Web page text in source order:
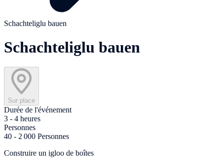
Schachteliglu bauen
Schachteliglu bauen
Sur place
Durée de l'événement
3 - 4 heures
Personnes
40 - 2 000 Personnes
Construire un igloo de boîtes